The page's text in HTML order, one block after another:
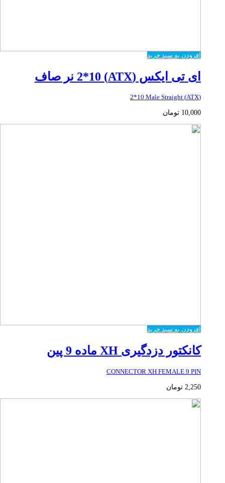
افزودن به سبد خرید
ای تی ایکس (ATX) 2*10 نر صاف
(ATX) 2*10 Male Straight
10,000 تومان
افزودن به سبد خرید
کانکتور دزدگیری XH ماده 9 پین
CONNECTOR XH FEMALE 9 PIN
2,250 تومان